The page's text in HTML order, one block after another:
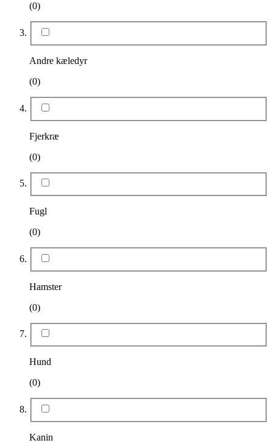
(0)
Andre kæledyr
(0)
Fjerkræ
(0)
Fugl
(0)
Hamster
(0)
Hund
(0)
Kanin